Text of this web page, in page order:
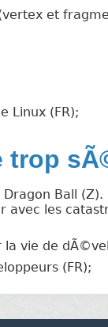
et
Linux (FR);
trop
Dragon Ball
les
vie de
(FR);